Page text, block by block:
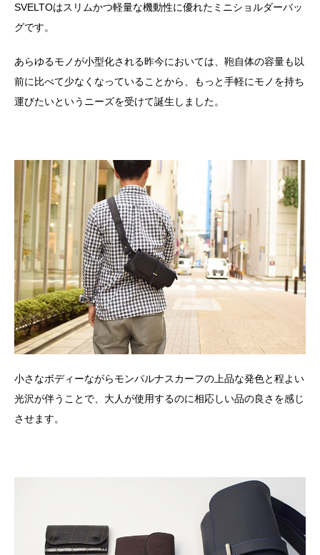
SVELTOはスリムかつ軽量な機動性に優れたミニショルダーバッ
グです。
あらゆるモノが小型化される昨今においては、鞄自体の容量も以
前に比べて少なくなっていることから、もっと手軽にモノを持ち
運びたいというニーズを受けて誕生しました。
小さなボディーながらモンパルナスカーフの上品な発色と程よい
光沢が伴うことで、大人が使用するのに相応しい品の良さを感じ
させます。